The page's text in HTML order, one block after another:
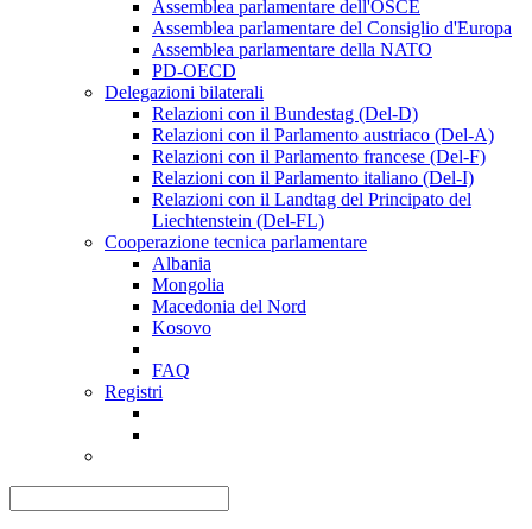
Assemblea parlamentare dell'OSCE
Assemblea parlamentare del Consiglio d'Europa
Assemblea parlamentare della NATO
PD-OECD
Delegazioni bilaterali
Relazioni con il Bundestag (Del-D)
Relazioni con il Parlamento austriaco (Del-A)
Relazioni con il Parlamento francese (Del-F)
Relazioni con il Parlamento italiano (Del-I)
Relazioni con il Landtag del Principato del
Liechtenstein (Del-FL)
Cooperazione tecnica parlamentare
Albania
Mongolia
Macedonia del Nord
Kosovo
FAQ
Registri